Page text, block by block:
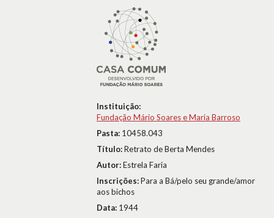
Instituição:
Fundação Mário Soares e Maria Barroso
Pasta: 10458.043
Título:Retrato de Berta Mendes
Autor:Estrela Faria
Inscrições:Para a Bá/pelo seu grande/amor
aos bichos
Data: 1944